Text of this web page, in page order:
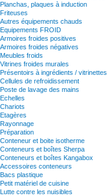
Planchas, plaques à induction
Friteuses
Autres équipements chauds
Equipements FROID
Armoires froides positives
Armoires froides négatives
Meubles froids
Vitrines froides murales
Présentoirs à ingrédients / vitrinettes
Cellules de refroidissement
Poste de lavage des mains
Echelles
Chariots
Etagères
Rayonnage
Préparation
Conteneur et boite isotherme
Conteneurs et boîtes Sherpa
Conteneurs et boîtes Kangabox
Accessoires conteneurs
Bacs plastique
Petit matériel de cuisine
Lutte contre les nuisibles